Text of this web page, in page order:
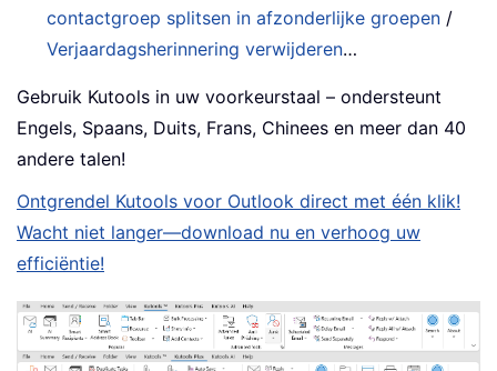
contactgroep splitsen in afzonderlijke groepen /
Verjaardagsherinnering verwijderen…
Gebruik Kutools in uw voorkeurstaal – ondersteunt
Engels, Spaans, Duits, Frans, Chinees en meer dan 40
andere talen!
Ontgrendel Kutools voor Outlook direct met één klik!
Wacht niet langer—download nu en verhoog uw
efficiëntie!